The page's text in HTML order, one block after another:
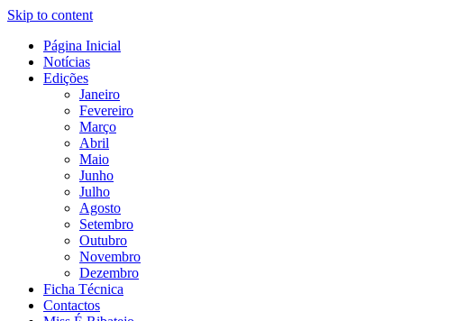
Skip to content
É Ribatejo – Revista Social Online
Revista Social Online
Página Inicial
Notícias
Edições
Janeiro
Fevereiro
Março
Abril
Maio
Junho
Julho
Agosto
Setembro
Outubro
Novembro
Dezembro
Ficha Técnica
Contactos